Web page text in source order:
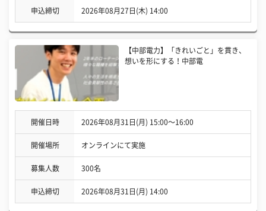
申込締切 2026年08月27日(木) 14:00
【中部電力】「きれいごと」を貫き、
想いを形にする！中部電
開催日時 2026年08月31日(月) 15:00〜16:00
開催場所 オンラインにて実施
募集人数 300名
申込締切 2026年08月31日(月) 14:00